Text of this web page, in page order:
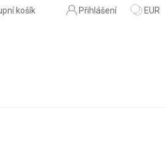
košík Přihlášení EUR